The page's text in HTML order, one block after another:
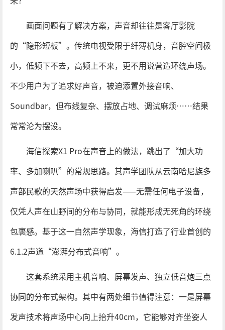
画面问题有了解决方案，声音却往往是客厅影院
的“隐形短板”。传统电视受限于纤薄机身，音腔空间极
小，低频下不去，高频上不来，更不用说营造环绕声场。
不少用户为了追求好声音，被迫添置外接音响、
Soundbar，但布线复杂、摆放占地、调试麻烦……结果
常常沦为摆设。
海信探索X1 Pro在声音上的做法，跳出了“加大功
率、多加喇叭”的常规思路。其声学团队从云南哈尼族多
声部民歌的天然声场中获得启发——无需任何电子设备，
仅凭人声在山野间的分布与协同，就能形成无死角的环绕
包裹感。基于这一自然声学现象，海信打造了行业首创的
6.1.2声道“澎湃分布式音响”。
这套系统采用主机音响、屏幕发声、独立低音炮三点
协同的分布式架构。其中有两处细节值得注意：一是屏幕
发声技术将声场中心向上抬升40cm，它能够对齐坐姿人